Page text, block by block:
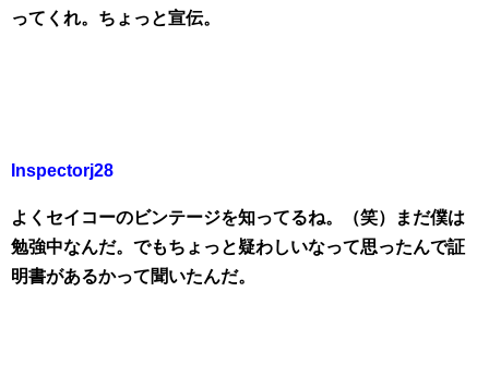
ってくれ。ちょっと宣伝。
Inspectorj28
よくセイコーのビンテージを知ってるね。（笑）まだ僕は
勉強中なんだ。でもちょっと疑わしいなって思ったんで証
明書があるかって聞いたんだ。